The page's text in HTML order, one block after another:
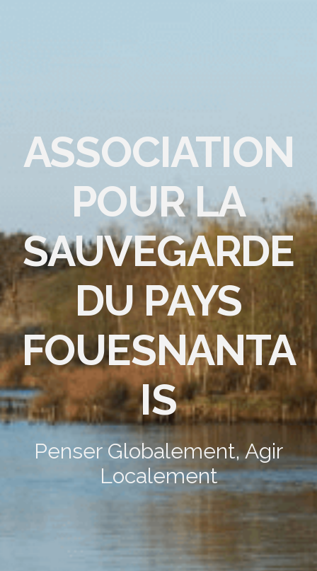
ASSOCIATION
POUR LA
SAUVEGARDE
DU PAYS
FOUESNANTA
IS
Penser Globalement, Agir
Localement